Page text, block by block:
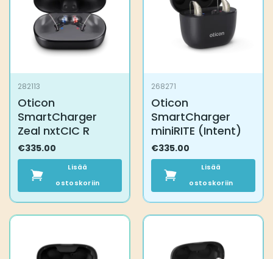
282113
Oticon
SmartCharger
Zeal nxtCIC R
€335.00
Lisää
ostoskoriin
268271
Oticon
SmartCharger
miniRITE (Intent)
€335.00
Lisää
ostoskoriin